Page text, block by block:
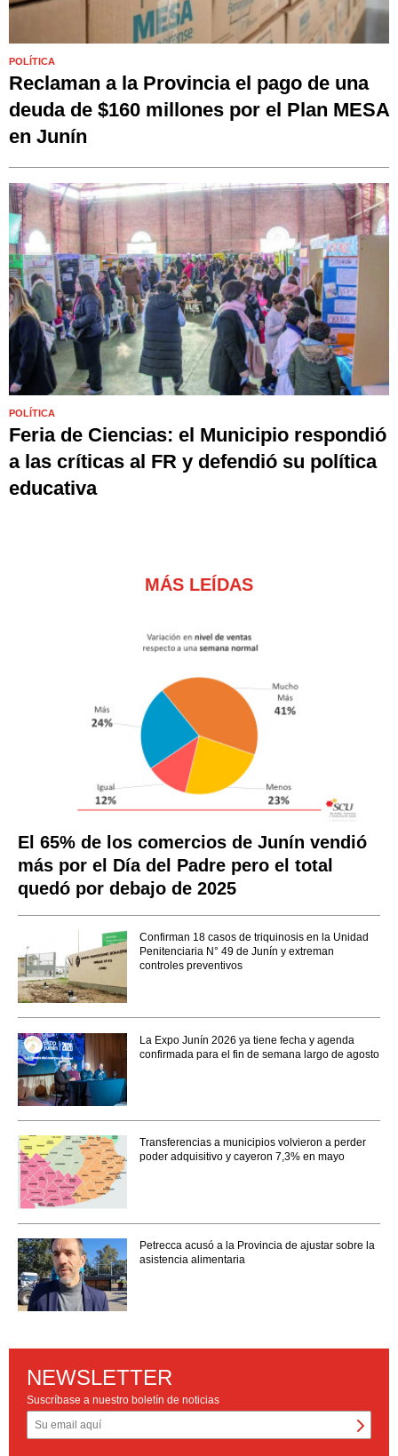
POLÍTICA
Reclaman a la Provincia el pago de una
deuda de $160 millones por el Plan MESA
en Junín
POLÍTICA
Feria de Ciencias: el Municipio respondió
a las críticas al FR y defendió su política
educativa
MÁS LEÍDAS
El 65% de los comercios de Junín vendió
más por el Día del Padre pero el total
quedó por debajo de 2025
Confirman 18 casos de triquinosis en la Unidad
Penitenciaria N° 49 de Junín y extreman
controles preventivos
La Expo Junín 2026 ya tiene fecha y agenda
confirmada para el fin de semana largo de agosto
Transferencias a municipios volvieron a perder
poder adquisitivo y cayeron 7,3% en mayo
Petrecca acusó a la Provincia de ajustar sobre la
asistencia alimentaria
NEWSLETTER
Suscríbase a nuestro boletín de noticias